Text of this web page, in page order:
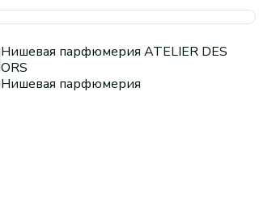
Нишевая парфюмерия ATELIER DES
ORS
Нишевая парфюмерия